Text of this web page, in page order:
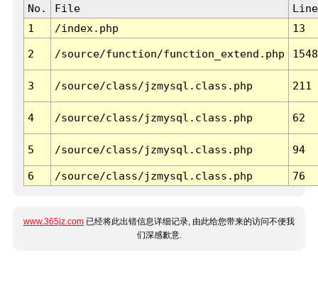
No. File
Line
1
/index.php 13
2 /source/function/function_extend.php 1548
3 /source/class/jzmysql.class.php 211
4 /source/class/jzmysql.class.php 62
5 /source/class/jzmysql.class.php 94
6 /source/class/jzmysql.class.php 76
www.365jz.com 已经将此出错信息详细记录, 由此给您带来的访问不便我
们深感歉意.